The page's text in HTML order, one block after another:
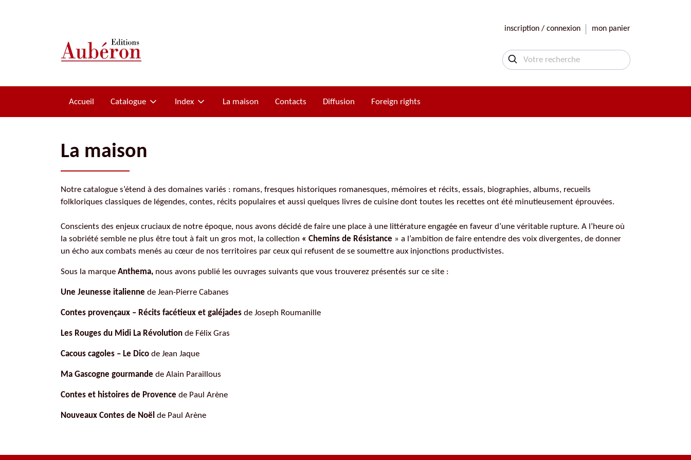
inscription / connexion mon panier
Accueil Catalogue
Cycle de Gui de Clairbois
Cycle de Richard de Clairbois
Autres ouvrages de Pierre Naudin
La Malédiction des Trencavel
Collection Chemins de Résistance
Pierre Loti
Littérature
Humour
Régions
Bordeaux-Gironde
Également au catalogue
Index La maison Contacts Diffusion Foreign rights
La maison
Notre catalogue s’étend à des domaines variés : romans, fresques historiques romanesques, mémoires et récits, essais, biographies, albums, recueils
folkloriques classiques de légendes, contes, récits populaires et aussi quelques livres de cuisine dont toutes les recettes ont été minutieusement éprouvées.
Conscients des enjeux cruciaux de notre époque, nous avons décidé de faire une place à une littérature engagée en faveur d’une véritable rupture. A l’heure où
la sobriété semble ne plus être tout à fait un gros mot, la collection « Chemins de Résistance » a l’ambition de faire entendre des voix divergentes, de donner
un écho aux combats menés au cœur de nos territoires par ceux qui refusent de se soumettre aux injonctions productivistes.
Sous la marque Anthema, nous avons publié les ouvrages suivants que vous trouverez présentés sur ce site :
Une Jeunesse italienne de Jean-Pierre Cabanes
Contes provençaux – Récits facétieux et galéjades de Joseph Roumanille
Les Rouges du Midi La Révolution de Félix Gras
Cacous cagoles – Le Dico de Jean Jaque
Ma Gascogne gourmande de Alain Paraillous
Contes et histoires de Provence de Paul Arène
Nouveaux Contes de Noël de Paul Arène